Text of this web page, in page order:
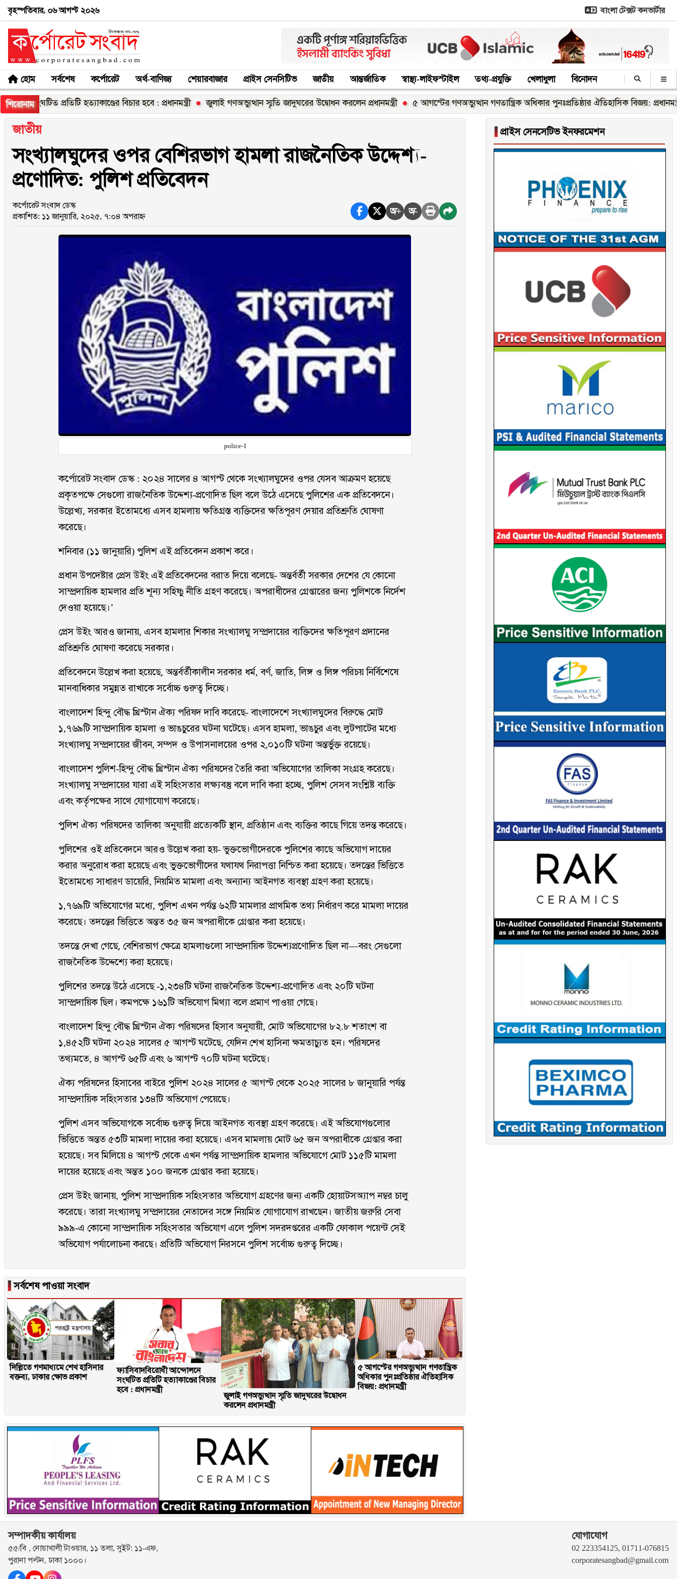
বৃহস্পতিবার, ০৬ আগস্ট ২০২৬ বাংলা টেক্সট কনভার্টার
হোম সর্বশেষ কর্পোরেট অর্থ-বাণিজ্য শেয়ারবাজার প্রাইস সেনসিটিভ জাতীয় আন্তর্জাতিক স্বাস্থ্য-লাইফস্টাইল তথ্য-প্রযুক্তি খেলাধুলা বিনোদন
শিরোনাম
প্রতিটি হত্যাকাণ্ডের বিচার হবে : প্রধানমন্ত্রী জুলাই গণঅভ্যুত্থান স্মৃতি জাদুঘরের উদ্বোধন করলেন প্রধানমন্ত্রী ৫ আগস্টের গণঅভ্যুত্থান গণতান্ত্রিক অধিকার পুনঃপ্রতিষ্ঠার ঐতিহাসিক বিজয়: প্রধানমন্ত্রী ৫
জাতীয়
সংখ্যালঘুদের ওপর বেশিরভাগ হামলা রাজনৈতিক উদ্দেশ্য-
প্রণোদিত: পুলিশ প্রতিবেদন
কর্পোরেট সংবাদ ডেস্ক
প্রকাশিত: ১১ জানুয়ারি, ২০২৫, ৭:০৪ অপরাহ্ন
অ+ অ-
police-1
কর্পোরেট সংবাদ ডেস্ক : ২০২৪ সালের ৪ আগস্ট থেকে সংখ্যালঘুদের ওপর যেসব আক্রমণ হয়েছে
প্রকৃতপক্ষে সেগুলো রাজনৈতিক উদ্দেশ্য-প্রণোদিত ছিল বলে উঠে এসেছে পুলিশের এক প্রতিবেদনে।
উল্লেখ্য, সরকার ইতোমধ্যে এসব হামলায় ক্ষতিগ্রস্ত ব্যক্তিদের ক্ষতিপূরণ দেয়ার প্রতিশ্রুতি ঘোষণা
করেছে।
শনিবার (১১ জানুয়ারি) পুলিশ এই প্রতিবেদন প্রকাশ করে।
প্রধান উপদেষ্টার প্রেস উইং এই প্রতিবেদনের বরাত দিয়ে বলেছে- অন্তর্বর্তী সরকার দেশের যে কোনো
সাম্প্রদায়িক হামলার প্রতি শূন্য সহিষ্ণু নীতি গ্রহণ করেছে। অপরাধীদের গ্রেপ্তারের জন্য পুলিশকে নির্দেশ
দেওয়া হয়েছে।’
প্রেস উইং আরও জানায়, এসব হামলার শিকার সংখ্যালঘু সম্প্রদায়ের ব্যক্তিদের ক্ষতিপূরণ প্রদানের
প্রতিশ্রুতি ঘোষণা করেছে সরকার।
প্রতিবেদনে উল্লেখ করা হয়েছে, অন্তর্বর্তীকালীন সরকার ধর্ম, বর্ণ, জাতি, লিঙ্গ ও লিঙ্গ পরিচয় নির্বিশেষে
মানবাধিকার সমুন্নত রাখাকে সর্বোচ্চ গুরুত্ব দিচ্ছে।
বাংলাদেশ হিন্দু বৌদ্ধ খ্রিস্টান ঐক্য পরিষদ দাবি করেছে- বাংলাদেশে সংখ্যালঘুদের বিরুদ্ধে মোট
১,৭৬৯টি সাম্প্রদায়িক হামলা ও ভাঙচুরের ঘটনা ঘটেছে। এসব হামলা, ভাঙচুর এবং লুটপাটের মধ্যে
সংখ্যালঘু সম্প্রদায়ের জীবন, সম্পদ ও উপাসনালয়ের ওপর ২,০১০টি ঘটনা অন্তর্ভুক্ত রয়েছে।
বাংলাদেশ পুলিশ-হিন্দু বৌদ্ধ খ্রিস্টান ঐক্য পরিষদের তৈরি করা অভিযোগের তালিকা সংগ্রহ করেছে।
সংখ্যালঘু সম্প্রদায়ের যারা এই সহিংসতার লক্ষ্যবস্তু বলে দাবি করা হচ্ছে, পুলিশ সেসব সংশ্লিষ্ট ব্যক্তি
এবং কর্তৃপক্ষের সাথে যোগাযোগ করেছে।
পুলিশ ঐক্য পরিষদের তালিকা অনুযায়ী প্রত্যেকটি স্থান, প্রতিষ্ঠান এবং ব্যক্তির কাছে গিয়ে তদন্ত করেছে।
পুলিশের ওই প্রতিবেদনে আরও উল্লেখ করা হয়- ভুক্তভোগীদেরকে পুলিশের কাছে অভিযোগ দায়ের
করার অনুরোধ করা হয়েছে এবং ভুক্তভোগীদের যথাযথ নিরাপত্তা নিশ্চিত করা হয়েছে। তদন্তের ভিত্তিতে
ইতোমধ্যে সাধারণ ডায়েরি, নিয়মিত মামলা এবং অন্যান্য আইনগত ব্যবস্থা গ্রহণ করা হয়েছে।
১,৭৬৯টি অভিযোগের মধ্যে, পুলিশ এখন পর্যন্ত ৬২টি মামলার প্রাথমিক তথ্য নির্ধারণ করে মামলা দায়ের
করেছে। তদন্তের ভিত্তিতে অন্তত ৩৫ জন অপরাধীকে গ্রেপ্তার করা হয়েছে।
তদন্তে দেখা গেছে, বেশিরভাগ ক্ষেত্রে হামলাগুলো সাম্প্রদায়িক উদ্দেশ্যপ্রণোদিত ছিল না—বরং সেগুলো
রাজনৈতিক উদ্দেশ্যে করা হয়েছে।
পুলিশের তদন্তে উঠে এসেছে -১,২৩৪টি ঘটনা রাজনৈতিক উদ্দেশ্য-প্রণোদিত এবং ২০টি ঘটনা
সাম্প্রদায়িক ছিল। কমপক্ষে ১৬১টি অভিযোগ মিথ্যা বলে প্রমাণ পাওয়া গেছে।
বাংলাদেশ হিন্দু বৌদ্ধ খ্রিস্টান ঐক্য পরিষদের হিসাব অনুযায়ী, মোট অভিযোগের ৮২.৮ শতাংশ বা
১,৪৫২টি ঘটনা ২০২৪ সালের ৫ আগস্ট ঘটেছে, যেদিন শেখ হাসিনা ক্ষমতাচ্যুত হন। পরিষদের
তথ্যমতে, ৪ আগস্ট ৬৫টি এবং ৬ আগস্ট ৭০টি ঘটনা ঘটেছে।
ঐক্য পরিষদের হিসাবের বাইরে পুলিশ ২০২৪ সালের ৫ আগস্ট থেকে ২০২৫ সালের ৮ জানুয়ারি পর্যন্ত
সাম্প্রদায়িক সহিংসতার ১৩৪টি অভিযোগ পেয়েছে।
পুলিশ এসব অভিযোগকে সর্বোচ্চ গুরুত্ব দিয়ে আইনগত ব্যবস্থা গ্রহণ করেছে। এই অভিযোগগুলোর
ভিত্তিতে অন্তত ৫৩টি মামলা দায়ের করা হয়েছে। এসব মামলায় মোট ৬৫ জন অপরাধীকে গ্রেপ্তার করা
হয়েছে। সব মিলিয়ে ৪ আগস্ট থেকে এখন পর্যন্ত সাম্প্রদায়িক হামলার অভিযোগে মোট ১১৫টি মামলা
দায়ের হয়েছে এবং অন্তত ১০০ জনকে গ্রেপ্তার করা হয়েছে।
প্রেস উইং জানায়, পুলিশ সাম্প্রদায়িক সহিংসতার অভিযোগ গ্রহণের জন্য একটি হোয়াটসঅ্যাপ নম্বর চালু
করেছে। তারা সংখ্যালঘু সম্প্রদায়ের নেতাদের সঙ্গে নিয়মিত যোগাযোগ রাখছেন। জাতীয় জরুরি সেবা
৯৯৯-এ কোনো সাম্প্রদায়িক সহিংসতার অভিযোগ এলে পুলিশ সদরদপ্তরের একটি ফোকাল পয়েন্ট সেই
অভিযোগ পর্যালোচনা করছে। প্রতিটি অভিযোগ নিরসনে পুলিশ সর্বোচ্চ গুরুত্ব দিচ্ছে।
▐সর্বশেষ পাওয়া সংবাদ
দিল্লিতে গণমাধ্যমে শেখ হাসিনার
বক্তব্য, ঢাকার ক্ষোভ প্রকাশ
ফ্যাসিবাদবিরোধী আন্দোলনে
সংঘটিত প্রতিটি হত্যাকাণ্ডের বিচার
হবে : প্রধানমন্ত্রী
জুলাই গণঅভ্যুত্থান স্মৃতি জাদুঘরের উদ্বোধন
করলেন প্রধানমন্ত্রী
৫ আগস্টের গণঅভ্যুত্থান গণতান্ত্রিক
অধিকার পুনঃপ্রতিষ্ঠার ঐতিহাসিক
বিজয়: প্রধানমন্ত্রী
▐ প্রাইস সেনসেটিভ ইনফরমেশন
সম্পাদকীয় কার্যালয়
৫৫/বি , নোয়াখালী টাওয়ার, ১১ তলা, সুইট: ১১-এফ,
পুরানা পল্টন, ঢাকা ১০০০।
যোগাযোগ
02 223354125, 01711-076815
corporatesangbad@gmail.com